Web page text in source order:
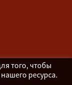
того, чтобы
ресурса.